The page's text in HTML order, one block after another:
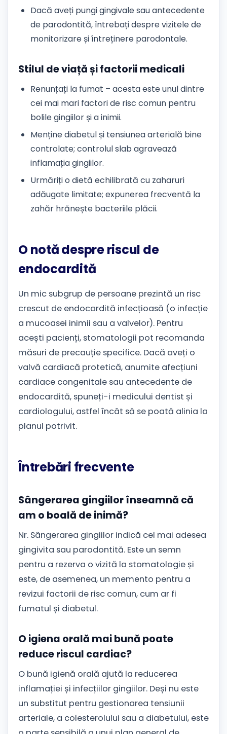
Dacă aveți pungi gingivale sau antecedente
de parodontită, întrebați despre vizitele de
monitorizare și întreținere parodontale.
Stilul de viață și factorii medicali
Renunțați la fumat – acesta este unul dintre
cei mai mari factori de risc comun pentru
bolile gingiilor și a inimii.
Menține diabetul și tensiunea arterială bine
controlate; controlul slab agravează
inflamația gingiilor.
Urmăriți o dietă echilibrată cu zaharuri
adăugate limitate; expunerea frecventă la
zahăr hrănește bacteriile plăcii.
O notă despre riscul de
endocardită
Un mic subgrup de persoane prezintă un risc
crescut de endocardită infecțioasă (o infecție
a mucoasei inimii sau a valvelor). Pentru
acești pacienți, stomatologii pot recomanda
măsuri de precauție specifice. Dacă aveți o
valvă cardiacă protetică, anumite afecțiuni
cardiace congenitale sau antecedente de
endocardită, spuneți-i medicului dentist și
cardiologului, astfel încât să se poată alinia la
planul potrivit.
Întrebări frecvente
Sângerarea gingiilor înseamnă că
am o boală de inimă?
Nr. Sângerarea gingiilor indică cel mai adesea
gingivita sau parodontită. Este un semn
pentru a rezerva o vizită la stomatologie și
este, de asemenea, un memento pentru a
revizui factorii de risc comun, cum ar fi
fumatul și diabetul.
O igiena orală mai bună poate
reduce riscul cardiac?
O bună igienă orală ajută la reducerea
inflamației și infecțiilor gingiilor. Deși nu este
un substitut pentru gestionarea tensiunii
arteriale, a colesterolului sau a diabetului, este